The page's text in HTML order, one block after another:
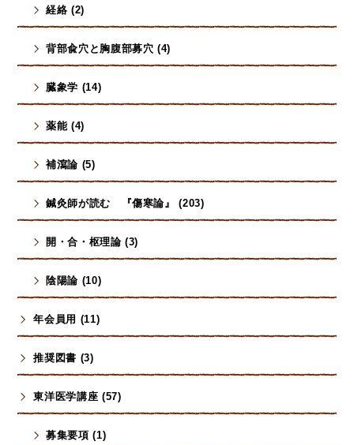
経絡 (2)
背部兪穴と胸腹部募穴 (4)
臓象学 (14)
薬能 (4)
補瀉論 (5)
鍼灸師が読む 『傷寒論』 (203)
開・合・枢理論 (3)
陰陽論 (10)
年会員用 (11)
推奨図書 (3)
東洋医学講座 (57)
募集要項 (1)